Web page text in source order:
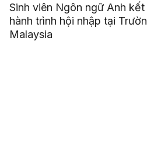
Sinh viên Ngôn ngữ Anh
hành trình hội nhập tại
Malaysia